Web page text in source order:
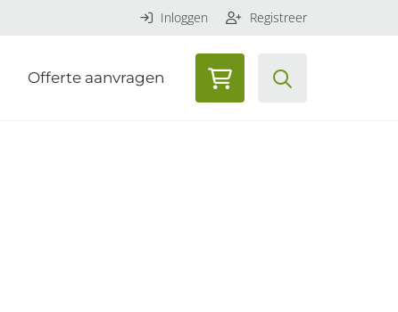
Inloggen Registreer
Offerte aanvragen